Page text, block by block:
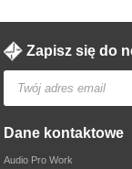
Zapisz się do
Dane kontaktowe
Audio Pro Work